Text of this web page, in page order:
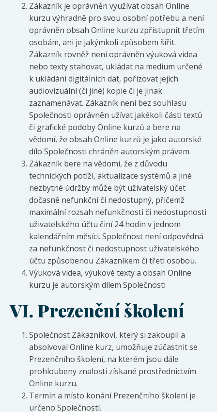
Zákazník je oprávněn využívat obsah Online
kurzu výhradně pro svou osobní potřebu a není
oprávněn obsah Online kurzu zpřístupnit třetím
osobám, ani je jakýmkoli způsobem šířit.
Zákazník rovněž není oprávněn výuková videa
nebo texty stahovat, ukládat na medium určené
k ukládání digitálních dat, pořizovat jejich
audiovizuální (či jiné) kopie či je jinak
zaznamenávat. Zákazník není bez souhlasu
Společnosti oprávněn užívat jakékoli části textů
či grafické podoby Online kurzů a bere na
vědomí, že obsah Online kurzů je jako autorské
dílo Společnosti chráněn autorským právem.
Zákazník bere na vědomí, že z důvodu
technických potíží, aktualizace systémů a jiné
nezbytné údržby může být uživatelský účet
dočasně nefunkční či nedostupný, přičemž
maximální rozsah nefunkčnosti či nedostupnosti
uživatelského účtu činí 24 hodin v jednom
kalendářním měsíci. Společnost není odpovědná
za nefunkčnost či nedostupnost uživatelského
účtu způsobenou Zákazníkem či třetí osobou.
Výuková videa, výukové texty a obsah Online
kurzu je autorským dílem Společnosti
VI. Prezenční školení
Společnost Zákazníkovi, který si zakoupil a
absolvoval Online kurz, umožňuje zúčastnit se
Prezenčního školení, na kterém jsou dále
prohloubeny znalosti získané prostřednictvím
Online kurzu.
Termín a místo konání Prezenčního školení je
určeno Společností.